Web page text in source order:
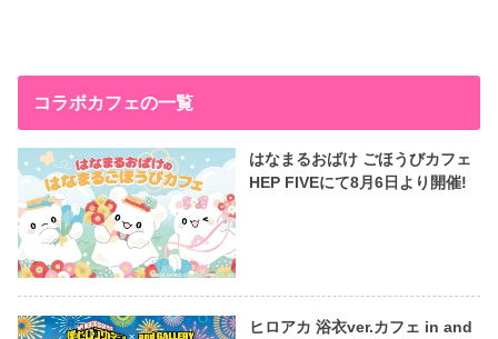
コラボカフェの一覧
はなまるおばけ ごほうびカフェ
HEP FIVEにて8月6日より開催!
ヒロアカ 浴衣ver.カフェ in and